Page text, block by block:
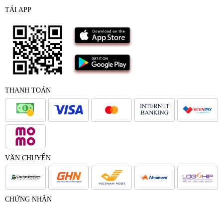
TẢI APP
THANH TOÁN
VẬN CHUYỂN
CHỨNG NHẬN